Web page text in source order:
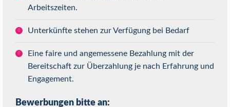
Arbeitszeiten.
Unterkünfte stehen zur Verfügung bei Bedarf
Eine faire und angemessene Bezahlung mit der
Bereitschaft zur Überzahlung je nach Erfahrung und
Engagement.
Bewerbungen bitte an: